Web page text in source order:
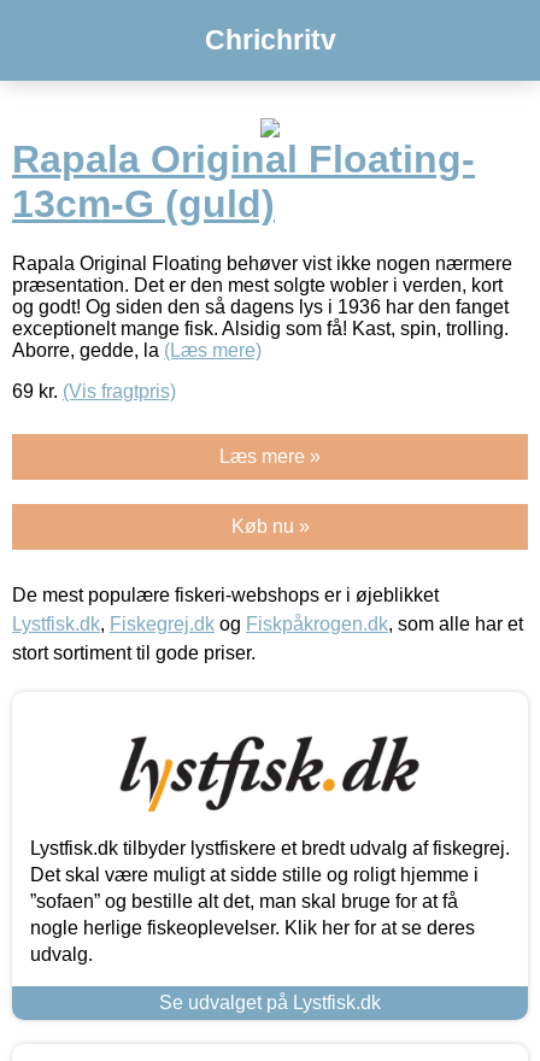
Chrichritv
Rapala Original Floating-
13cm-G (guld)
Rapala Original Floating behøver vist ikke nogen nærmere
præsentation. Det er den mest solgte wobler i verden, kort
og godt! Og siden den så dagens lys i 1936 har den fanget
exceptionelt mange fisk. Alsidig som få! Kast, spin, trolling.
Aborre, gedde, la (Læs mere)
69 kr. (Vis fragtpris)
Læs mere »
Køb nu »
De mest populære fiskeri-webshops er i øjeblikket
Lystfisk.dk, Fiskegrej.dk og Fiskpåkrogen.dk, som alle har et
stort sortiment til gode priser.
Lystfisk.dk tilbyder lystfiskere et bredt udvalg af fiskegrej.
Det skal være muligt at sidde stille og roligt hjemme i
”sofaen” og bestille alt det, man skal bruge for at få
nogle herlige fiskeoplevelser. Klik her for at se deres
udvalg.
Se udvalget på Lystfisk.dk